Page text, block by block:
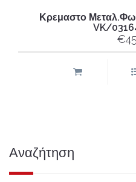
Κρεμαστο
VK/
Αναζήτηση